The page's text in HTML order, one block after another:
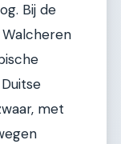
Bij de
met